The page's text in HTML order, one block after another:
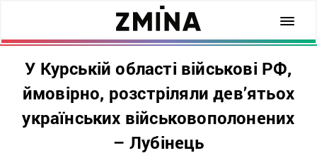
У Курській області військові РФ,
ймовірно, розстріляли дев’ятьох
українських військовополонених
– Лубінець